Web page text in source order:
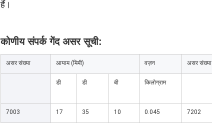
हैं।
कोणीय संपर्क गेंद असर सूची:
असर संख्या आयाम (मिमी) वज़न असर संख्या
डी डी बी किलोग्राम
7003 17 35 10 0.045 7202